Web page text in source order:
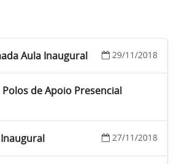
Aula Inaugural 29/11/2018
de Apoio Presencial
27/11/2018